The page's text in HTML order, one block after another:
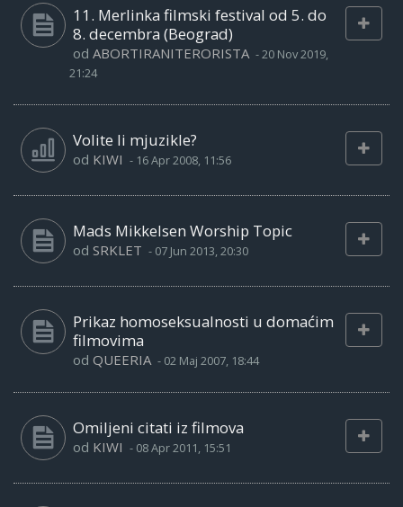
11. Merlinka filmski festival od 5. do
8. decembra (Beograd)
od ABORTIRANITERORISTA -20 Nov 2019,
21:24
Volite li mjuzikle?
od KIWI - 16 Apr 2008, 11:56
Mads Mikkelsen Worship Topic
od SRKLET - 07 Jun 2013, 20:30
Prikaz homoseksualnosti u domaćim
filmovima
od QUEERIA - 02 Maj 2007, 18:44
Omiljeni citati iz filmova
od KIWI - 08 Apr 2011, 15:51